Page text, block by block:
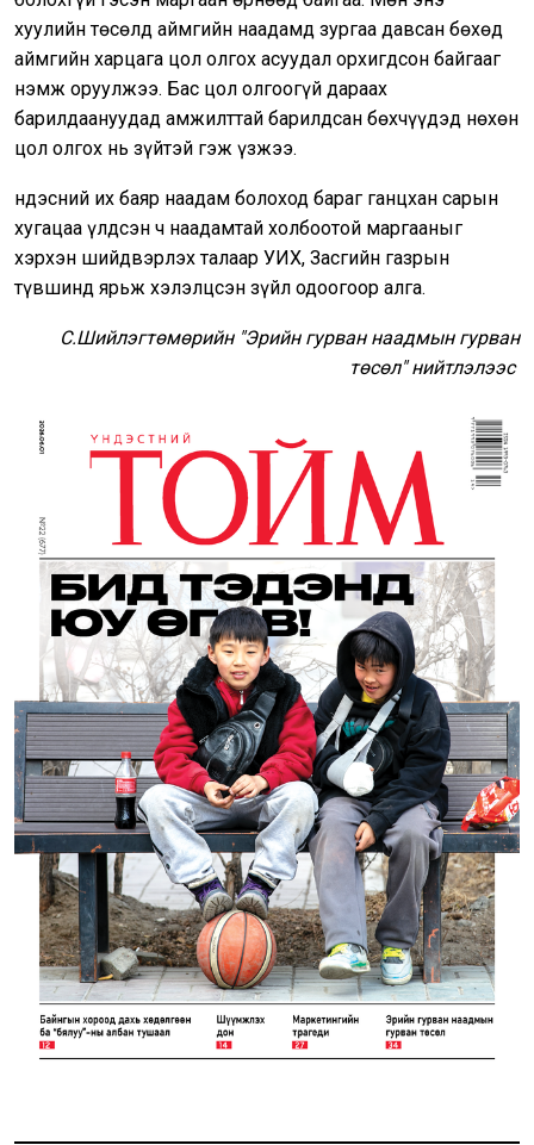
хуулийн төсөлд аймгийн наадамд зургаа давсан бөхөд
аймгийн харцага цол олгох асуудал орхигдсон байгааг
нэмж оруулжээ. Бас цол олгоогүй дараах
барилдаануудад амжилттай барилдсан бөхчүүдэд нөхөн
цол олгох нь зүйтэй гэж үзжээ.
Үндэсний их баяр наадам болоход бараг ганцхан сарын
хугацаа үлдсэн ч наадамтай холбоотой маргааныг
хэрхэн шийдвэрлэх талаар УИХ, Засгийн газрын
түвшинд ярьж хэлэлцсэн зүйл одоогоор алга.
С.Шийлэгтөмөрийн "Эрийн гурван наадмын гурван
төсөл" нийтлэлээс